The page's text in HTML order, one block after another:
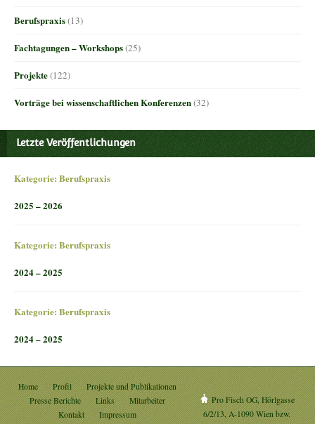
Berufspraxis(13)
Fachtagungen – Workshops(25)
Projekte(122)
Vorträge bei wissenschaftlichen Konferenzen(32)
Letzte Veröffentlichungen
Kategorie: Berufspraxis
2025 – 2026
Kategorie: Berufspraxis
2024 – 2025
Kategorie: Berufspraxis
2024 – 2025
Home Profil
Projekte und Publikationen
Presse Berichte
Links
Mitarbeiter
Kontakt
Impressum
Pro Fisch OG, Hörlgasse
6/2/13, A-1090 Wien bzw.